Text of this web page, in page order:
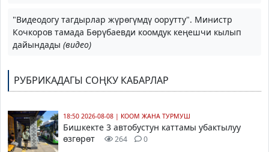
"Видеодогу тагдырлар жүрөгүмдү оорутту". Министр
Кочкоров тамада Бөрүбаевди коомдук кеңешчи кылып
дайындады (видео)
РУБРИКАДАГЫ СОҢКУ КАБАРЛАР
18:50 2026-08-08 | КООМ ЖАНА ТУРМУШ
Бишкекте 3 автобустун каттамы убактылуу
өзгөрөт
264 0